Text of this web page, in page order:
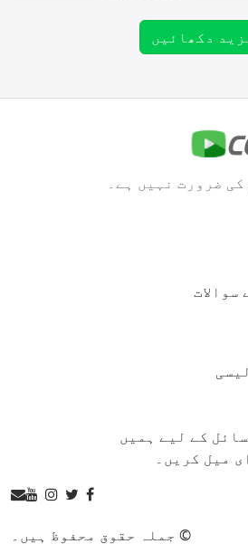
ico کو jpg
دکھائیں
ضرورت نہیں ہے۔
سوالات
کے لیے ہمیں
© جملہ حقوق محفوظ ہیں۔